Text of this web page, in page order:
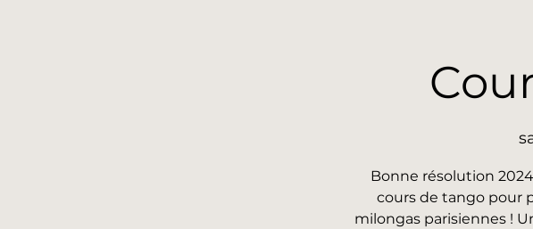
Bonne résolution
cours de tango pour
milongas parisiennes !